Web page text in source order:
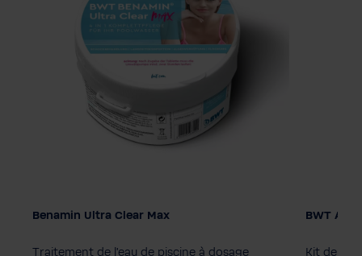
Unité d'emballage
Benamin Ultra Clear Max
Traitement de l'eau de piscine à dosage
BWT
Kit de